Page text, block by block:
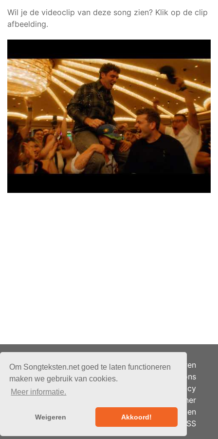
Om Songteksten.net goed te laten functioneren
maken we gebruik van cookies.
Meer informatie.
Weigeren Akkoord!
Wil je de videoclip van deze song zien? Klik op de clip
afbeelding.
Alle rechten voorbehouden.
bandhosting.nl
Adverteren
Over ons
Je privacy
Partner
Berichten
RSS